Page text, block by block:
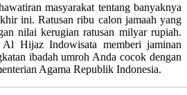
masyarakat tentang banyaknya
ini. Ratusan ribu calon jamaah yang
nilai kerugian ratusan milyar rupiah.
Hijaz Indowisata memberi jaminan
ibadah umroh Anda cocok dengan
Agama Republik Indonesia.